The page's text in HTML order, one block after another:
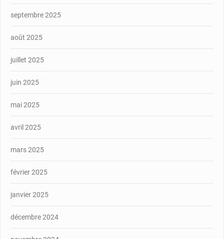
septembre 2025
août 2025
juillet 2025
juin 2025
mai 2025
avril 2025
mars 2025
février 2025
janvier 2025
décembre 2024